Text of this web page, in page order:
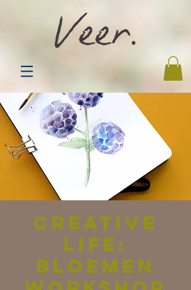
Creative
Life:
Bloemen